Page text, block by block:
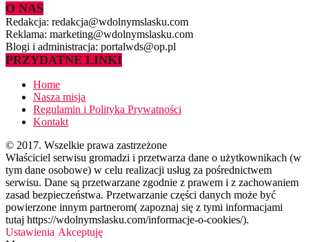
O NAS
Redakcja: redakcja@wdolnymslasku.com
Reklama: marketing@wdolnymslasku.com
Blogi i administracja: portalwds@op.pl
PRZYDATNE LINKI
Home
Nasza misja
Regulamin i Polityka Prywatności
Kontakt
© 2017. Wszelkie prawa zastrzeżone
Właściciel serwisu gromadzi i przetwarza dane o użytkownikach (w
tym dane osobowe) w celu realizacji usług za pośrednictwem
serwisu. Dane są przetwarzane zgodnie z prawem i z zachowaniem
zasad bezpieczeństwa. Przetwarzanie części danych może być
powierzone innym partnerom( zapoznaj się z tymi informacjami
tutaj https://wdolnymslasku.com/informacje-o-cookies/).
Ustawienia Akceptuję